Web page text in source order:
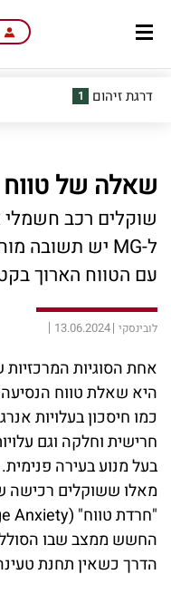
content
menu
דרגת זיהום 1
שאלה של טווח
שוקלים רכב חשמלי
עם הטווח הארוך
לובינסקי 13.06.2024
אחת הסוגיות
היא שאלת טווח
כמו חיסכון בעלויות
חרישית וחלקה וגם
בעל מנוע בעירה
מאלו ששוקלים רכישה
החשש ממצב שבו
הדרך כשאין תחנת